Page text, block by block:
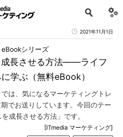
2021年11月1日
成長させる方法――ライフ
学ぶ（無料eBook）
eBookシリーズ
では、気になるマーケティングトレ
でお送りしています。今回のテー
成長させる方法」です。
[ITmedia マーケティング]